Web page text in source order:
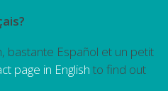
bastante Español et un petit
page in English to find out